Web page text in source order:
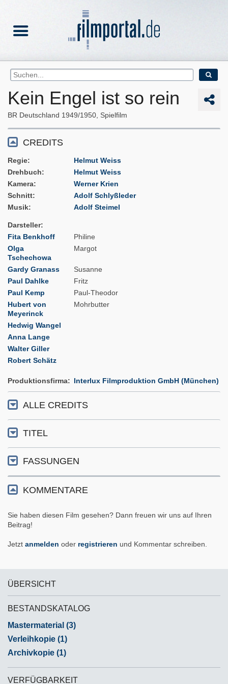
Kein Engel ist so rein
BR Deutschland 1949/1950 Spielfilm
CREDITS
Regie
Helmut Weiss
Drehbuch
Helmut Weiss
Kamera
Werner Krien
Schnitt
Adolf Schlyßleder
Musik
Adolf Steimel
Darsteller
Fita Benkhoff
Philine
Olga
Tschechowa
Margot
Gardy Granass
Susanne
Paul Dahlke
Fritz
Paul Kemp
Paul-Theodor
Hubert von
Meyerinck
Mohrbutter
Hedwig Wangel
Anna Lange
Walter Giller
Robert Schätz
Produktionsfirma Interlux Filmproduktion GmbH (München)
ALLE CREDITS
TITEL
FASSUNGEN
KOMMENTARE
Sie haben diesen Film gesehen? Dann freuen wir uns auf Ihren
Beitrag!
Jetzt anmelden oder registrieren und Kommentar schreiben.
ÜBERSICHT
BESTANDSKATALOG
Mastermaterial (3)
Verleihkopie (1)
Archivkopie (1)
VERFÜGBARKEIT